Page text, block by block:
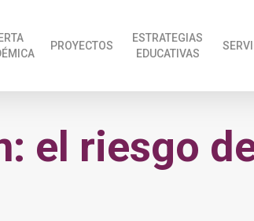
PROYECTOS
ESTRATEGIAS
EDUCATIVAS
el riesgo